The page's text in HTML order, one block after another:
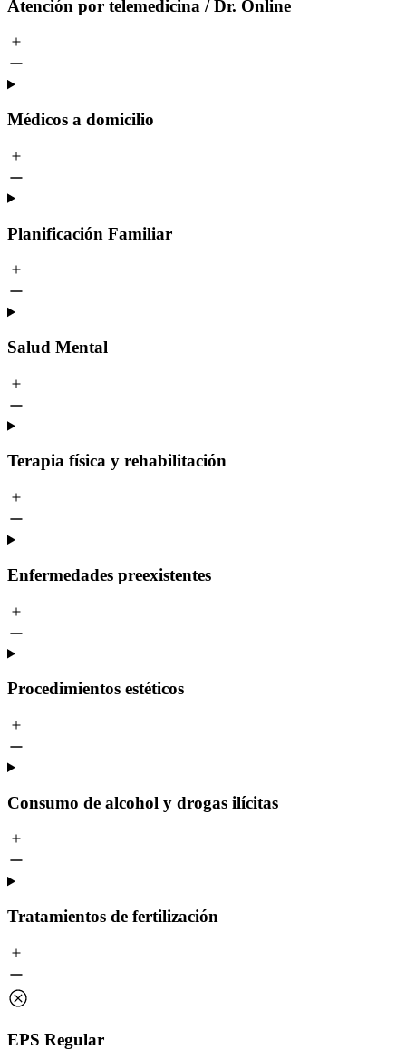
Atención por telemedicina / Dr. Online
Médicos a domicilio
Planificación Familiar
Salud Mental
Terapia física y rehabilitación
Enfermedades preexistentes
Procedimientos estéticos
Consumo de alcohol y drogas ilícitas
Tratamientos de fertilización
EPS Regular